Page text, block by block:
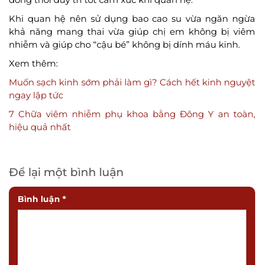
Khi quan hệ nên sử dụng bao cao su vừa ngăn ngừa
khả năng mang thai vừa giúp chị em không bị viêm
nhiễm và giúp cho “cậu bé” không bị dính máu kinh.
Xem thêm:
Muốn sạch kinh sớm phải làm gì? Cách hết kinh nguyệt
ngay lập tức
7 Chữa viêm nhiễm phụ khoa bằng Đông Y an toàn,
hiệu quả nhất
Để lại một bình luận
Bình luận *